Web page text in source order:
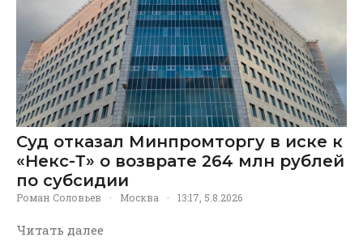
Суд отказал Минпромторгу в иске к
«Некс-Т» о возврате 264 млн рублей
по субсидии
Роман Соловьев · Москва · 13:17, 5.8.2026
Читать далее